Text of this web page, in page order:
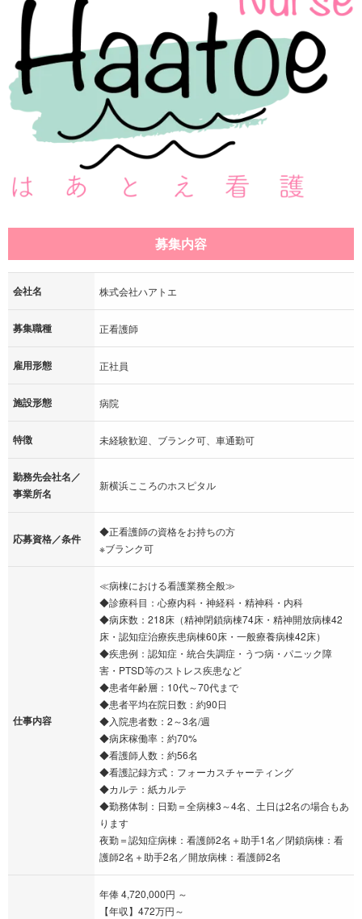
募集内容
会社名 株式会社ハアトエ
募集職種 正看護師
雇用形態 正社員
施設形態 病院
特徴 未経験歓迎、ブランク可、車通勤可
勤務先会社名／
事業所名
新横浜こころのホスピタル
応募資格／条件
◆正看護師の資格をお持ちの方
※ブランク可
仕事内容
≪病棟における看護業務全般≫
◆診療科目：心療内科・神経科・精神科・内科
◆病床数：218床（精神閉鎖病棟74床・精神開放病棟42
床・認知症治療疾患病棟60床・一般療養病棟42床）
◆疾患例：認知症・統合失調症・うつ病・パニック障
害・PTSD等のストレス疾患など
◆患者年齢層：10代～70代まで
◆患者平均在院日数：約90日
◆入院患者数：2～3名/週
◆病床稼働率：約70%
◆看護師人数：約56名
◆看護記録方式：フォーカスチャーティング
◆カルテ：紙カルテ
◆勤務体制：日勤＝全病棟3～4名、土日は2名の場合もあ
ります
夜勤＝認知症病棟：看護師2名＋助手1名／閉鎖病棟：看
護師2名＋助手2名／開放病棟：看護師2名
年俸 4,720,000円 ～
【年収】472万円～